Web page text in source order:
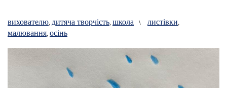
вихователю, дитяча творчість,школа \ листівки,
малювання,осінь